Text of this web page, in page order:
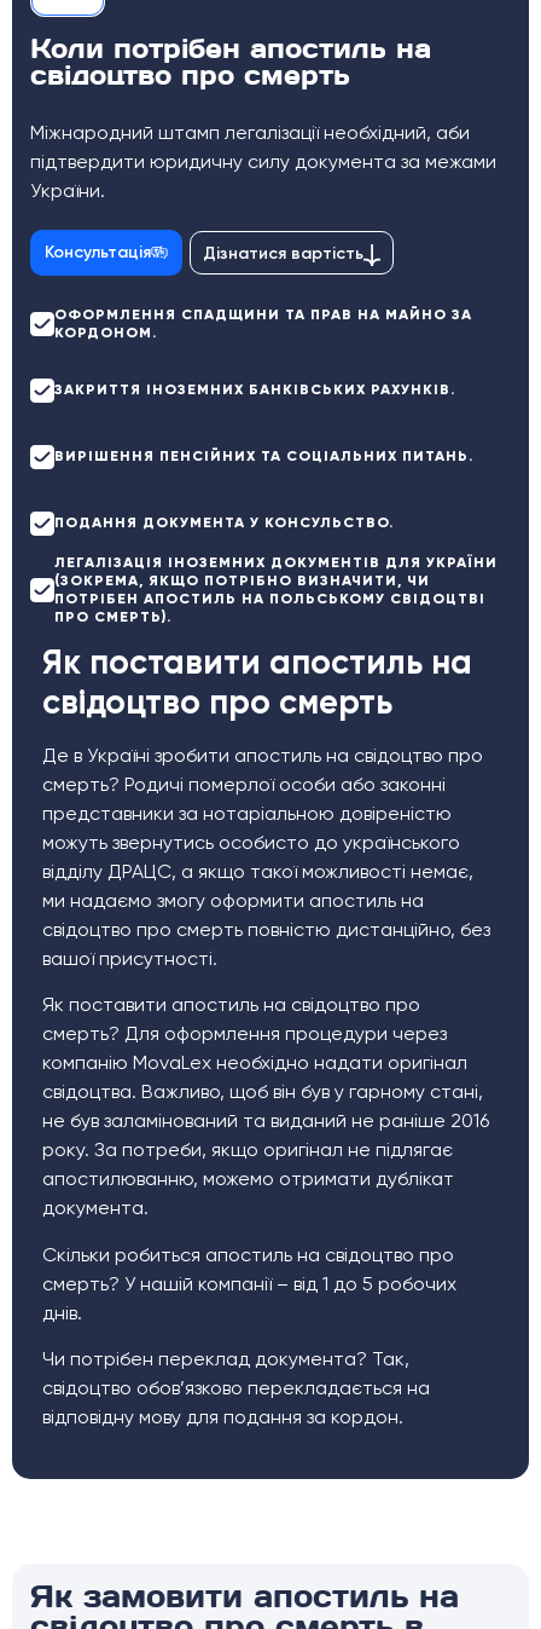
Коли потрібен апостиль на
свідоцтво про смерть
Міжнародний штамп легалізації необхідний, аби
підтвердити юридичну силу документа за межами
України.
Консультація Дізнатися вартість
ОФОРМЛЕННЯ СПАДЩИНИ ТА ПРАВ НА МАЙНО ЗА
КОРДОНОМ.
ЗАКРИТТЯ ІНОЗЕМНИХ БАНКІВСЬКИХ РАХУНКІВ.
ВИРІШЕННЯ ПЕНСІЙНИХ ТА СОЦІАЛЬНИХ ПИТАНЬ.
ПОДАННЯ ДОКУМЕНТА У КОНСУЛЬСТВО.
ЛЕГАЛІЗАЦІЯ ІНОЗЕМНИХ ДОКУМЕНТІВ ДЛЯ УКРАЇНИ
(ЗОКРЕМА, ЯКЩО ПОТРІБНО ВИЗНАЧИТИ, ЧИ
ПОТРІБЕН АПОСТИЛЬ НА ПОЛЬСЬКОМУ СВІДОЦТВІ
ПРО СМЕРТЬ).
Як поставити апостиль на
свідоцтво про смерть
Де в Україні зробити апостиль на свідоцтво про
смерть? Родичі померлої особи або законні
представники за нотаріальною довіреністю
можуть звернутись особисто до українського
відділу ДРАЦС, а якщо такої можливості немає,
ми надаємо змогу оформити апостиль на
свідоцтво про смерть повністю дистанційно, без
вашої присутності.
Як поставити апостиль на свідоцтво про
смерть? Для оформлення процедури через
компанію MovaLex необхідно надати оригінал
свідоцтва. Важливо, щоб він був у гарному стані,
не був заламінований та виданий не раніше 2016
року. За потреби, якщо оригінал не підлягає
апостилюванню, можемо отримати дублікат
документа.
Скільки робиться апостиль на свідоцтво про
смерть? У нашій компанії – від 1 до 5 робочих
днів.
Чи потрібен переклад документа? Так,
свідоцтво обов’язково перекладається на
відповідну мову для подання за кордон.
Як замовити апостиль на